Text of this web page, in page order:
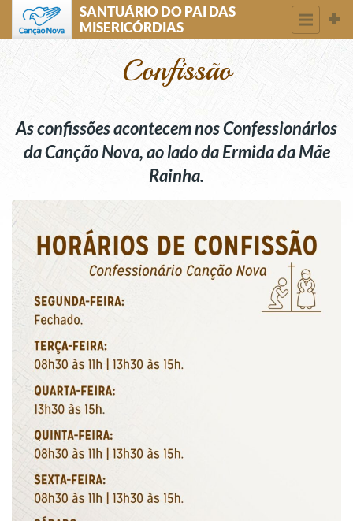
SANTUÁRIO DO PAI DAS
MISERICÓRDIAS
Confissão
As confissões acontecem nos Confessionários
da Canção Nova, ao lado da Ermida da Mãe
Rainha.